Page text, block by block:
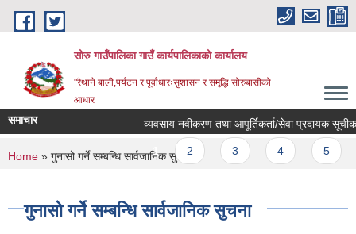
Skip to main content
सोरु गाउँपालिका गाउँ कार्यपालिकाको कार्यालय
"रैथाने बाली,पर्यटन र पूर्वाधारःसुशासन र समृद्धि सोरुबासीको
आधार
समाचार व्यवसाय नवीकरण तथा आपूर्तिकर्ता/सेवा प्रदायक
Pages
1
You are here
Home » गुनासो गर्ने सम्बन्धि सार्वजानिक सुचना
गुनासो गर्ने सम्बन्धि सार्वजानिक सुचना